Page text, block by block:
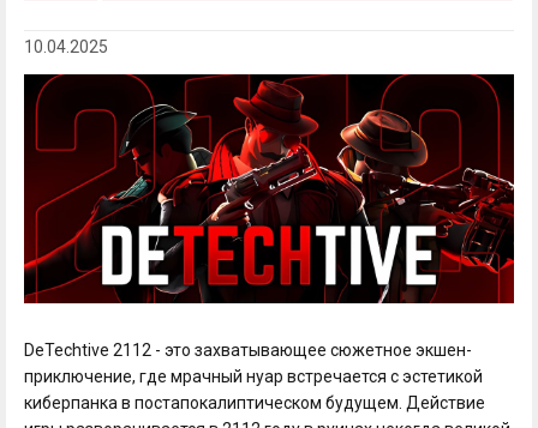
10.04.2025
DeTechtive 2112 - это захватывающее сюжетное экшен-
приключение, где мрачный нуар встречается с эстетикой
киберпанка в постапокалиптическом будущем. Действие